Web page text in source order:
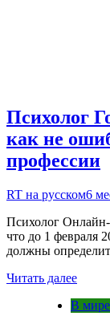
Психолог
как не
профессии
RT на русском6
Психолог
что до 1 февраля
должны
Читать далее
В мире